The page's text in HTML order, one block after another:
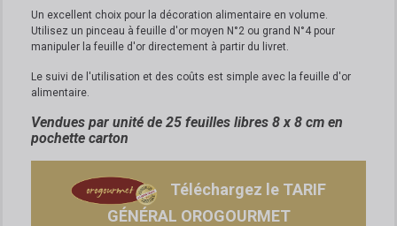
Un excellent choix pour la décoration alimentaire en volume.
Utilisez un pinceau à feuille d'or moyen N°2 ou grand N°4 pour
manipuler la feuille d'or directement à partir du livret.
Le suivi de l'utilisation et des coûts est simple avec la feuille d'or
alimentaire.
Vendues par unité de 25 feuilles libres 8 x 8 cm en
pochette carton
Téléchargez le TARIF
GÉNÉRAL OROGOURMET